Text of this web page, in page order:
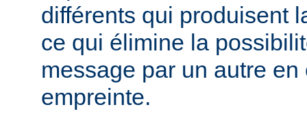
différents qui produisent
ce qui élimine la
message par un autre
empreinte.